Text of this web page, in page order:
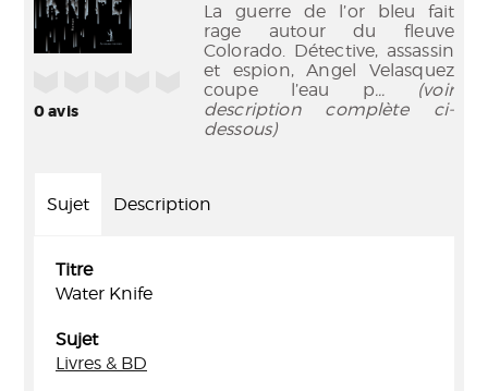
0avis
La guerre de l’or bleu fait
rage autour du fleuve
Colorado. Détective, assassin
et espion, Angel Velasquez
coupe l’eau p... (voir
description complète ci-
dessous)
Sujet Description
Titre
Water Knife
Sujet
Livres & BD